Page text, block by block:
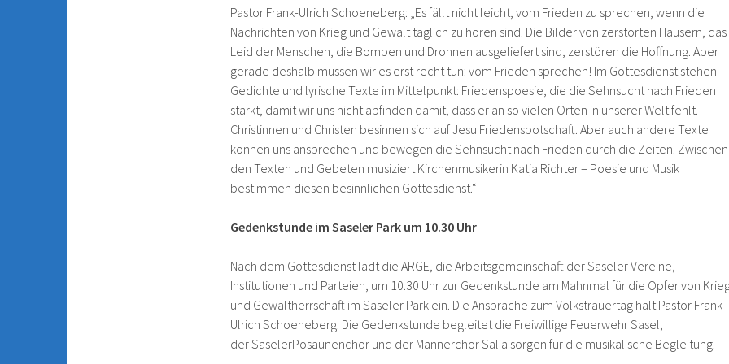
Pastor Frank-Ulrich Schoeneberg: „Es fällt nicht leicht, vom Frieden zu sprechen, wenn die
Nachrichten von Krieg und Gewalt täglich zu hören sind. Die Bilder von zerstörten Häusern, das
Leid der Menschen, die Bomben und Drohnen ausgeliefert sind, zerstören die Hoffnung. Aber
gerade deshalb müssen wir es erst recht tun: vom Frieden sprechen! Im Gottesdienst stehen
Gedichte und lyrische Texte im Mittelpunkt: Friedenspoesie, die die Sehnsucht nach Frieden
stärkt, damit wir uns nicht abfinden damit, dass er an so vielen Orten in unserer Welt fehlt.
Christinnen und Christen besinnen sich auf Jesu Friedensbotschaft. Aber auch andere Texte
können uns ansprechen und bewegen die Sehnsucht nach Frieden durch die Zeiten. Zwischen
den Texten und Gebeten musiziert Kirchenmusikerin Katja Richter – Poesie und Musik
bestimmen diesen besinnlichen Gottesdienst.“
Gedenkstunde im Saseler Park um 10.30 Uhr
Nach dem Gottesdienst lädt die ARGE, die Arbeitsgemeinschaft der Saseler Vereine,
Institutionen und Parteien, um 10.30 Uhr zur Gedenkstunde am Mahnmal für die Opfer von
und Gewaltherrschaft im Saseler Park ein. Die Ansprache zum Volkstrauertag hält Pastor Frank-
Ulrich Schoeneberg. Die Gedenkstunde begleitet die Freiwillige Feuerwehr Sasel,
der SaselerPosaunenchor und der Männerchor Salia sorgen für die musikalische Begleitung.